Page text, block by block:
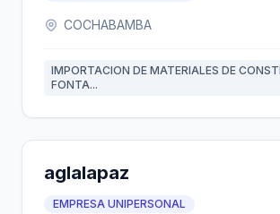
COCHABAMBA
IMPORTACION DE MATERIALES DE
FONTA...
aglalapaz
EMPRESA UNIPERSONAL